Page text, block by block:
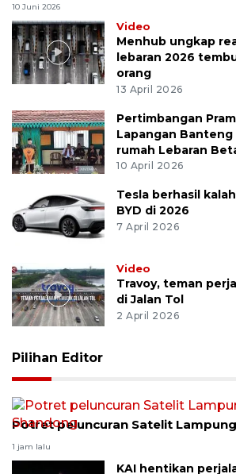
10 Juni 2026
Video
Menhub ungkap
lebaran 2026
orang
13 April 2026
Pertimbangan
Lapangan
rumah Lebaran
10 April 2026
Tesla berhasil
BYD di 2026
7 April 2026
Video
Travoy, teman
di Jalan Tol
2 April 2026
Pilihan Editor
Potret peluncuran Satelit
1 jam lalu
KAI hentikan